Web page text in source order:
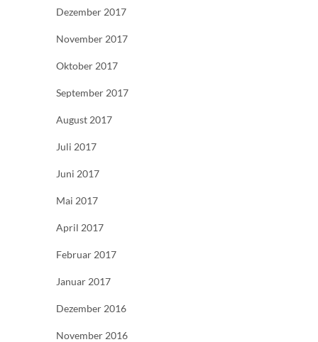
Dezember 2017
November 2017
Oktober 2017
September 2017
August 2017
Juli 2017
Juni 2017
Mai 2017
April 2017
Februar 2017
Januar 2017
Dezember 2016
November 2016